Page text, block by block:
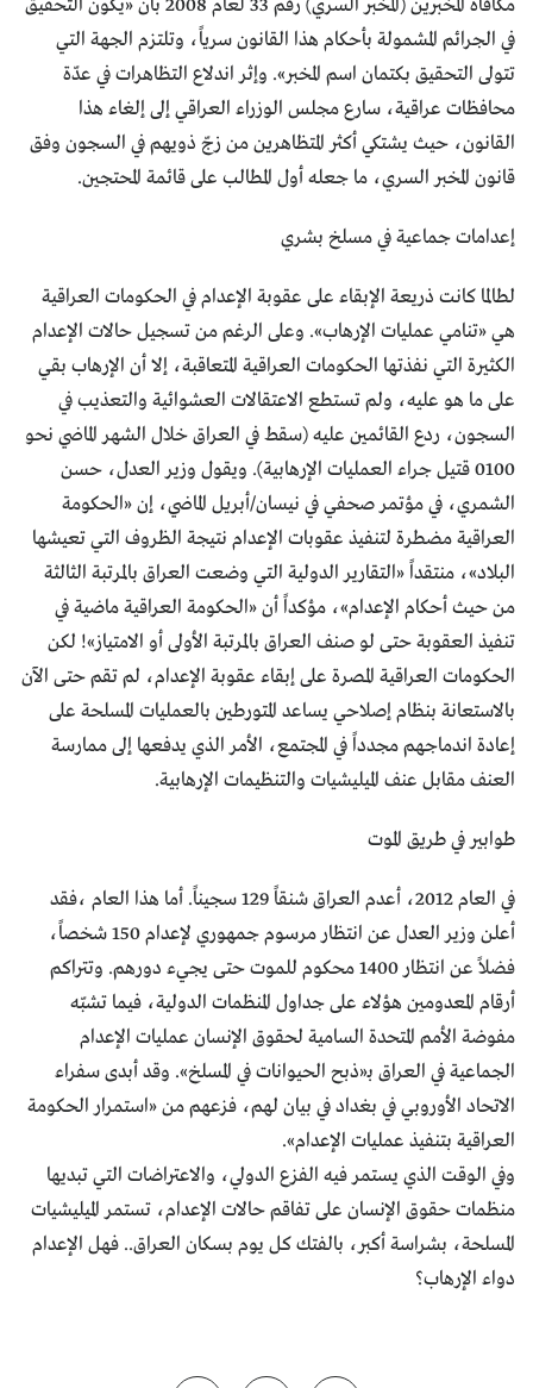
مكافأة المخبرين (المخبر السري) رقم 33 لعام 2008 بأن «يكون التحقيق
في الجرائم المشمولة بأحكام هذا القانون سرياً، وتلتزم الجهة التي
تتولى التحقيق بكتمان اسم المخبر». وإثر اندلاع التظاهرات في عدّة
محافظات عراقية، سارع مجلس الوزراء العراقي إلى إلغاء هذا
القانون، حيث يشتكي أكثر المتظاهرين من زجّ ذويهم في السجون وفق
قانون المخبر السري، ما جعله أول المطالب على قائمة المحتجين.
إعدامات جماعية في مسلخ بشري
لطالما كانت ذريعة الإبقاء على عقوبة الإعدام في الحكومات العراقية
هي «تنامي عمليات الإرهاب». وعلى الرغم من تسجيل حالات الإعدام
الكثيرة التي نفذتها الحكومات العراقية المتعاقبة، إلا أن الإرهاب بقي
على ما هو عليه، ولم تستطع الاعتقالات العشوائية والتعذيب في
السجون، ردع القائمين عليه (سقط في العراق خلال الشهر الماضي نحو
0100 قتيل جراء العمليات الإرهابية). ويقول وزير العدل، حسن
الشمري، في مؤتمر صحفي في نيسان/أبريل الماضي، إن «الحكومة
العراقية مضطرة لتنفيذ عقوبات الإعدام نتيجة الظروف التي تعيشها
البلاد»، منتقداً «التقارير الدولية التي وضعت العراق بالمرتبة الثالثة
من حيث أحكام الإعدام»، مؤكداً أن «الحكومة العراقية ماضية في
تنفيذ العقوبة حتى لو صنف العراق بالمرتبة الأولى أو الامتياز»! لكن
الحكومات العراقية المصرة على إبقاء عقوبة الإعدام، لم تقم حتى الآن
بالاستعانة بنظام إصلاحي يساعد المتورطين بالعمليات المسلحة على
إعادة اندماجهم مجدداً في المجتمع، الأمر الذي يدفعها إلى ممارسة
العنف مقابل عنف الميليشيات والتنظيمات الإرهابية.
طوابير في طريق الموت
في العام 2012، أعدم العراق شنقاً 129 سجيناً. أما هذا العام ،فقد
أعلن وزير العدل عن انتظار مرسوم جمهوري لإعدام 150 شخصاً،
فضلاً عن انتظار 1400 محكوم للموت حتى يجيء دورهم. وتتراكم
أرقام المعدومين هؤلاء على جداول المنظمات الدولية، فيما تشبّه
مفوضة الأمم المتحدة السامية لحقوق الإنسان عمليات الإعدام
الجماعية في العراق بـ«ذبح الحيوانات في المسلخ». وقد أبدى سفراء
الاتحاد الأوروبي في بغداد في بيان لهم، فزعهم من «استمرار الحكومة
العراقية بتنفيذ عمليات الإعدام».
وفي الوقت الذي يستمر فيه الفزع الدولي، والاعتراضات التي تبديها
منظمات حقوق الإنسان على تفاقم حالات الإعدام، تستمر الميليشيات
المسلحة، بشراسة أكبر، بالفتك كل يوم بسكان العراق.. فهل الإعدام
دواء الإرهاب؟